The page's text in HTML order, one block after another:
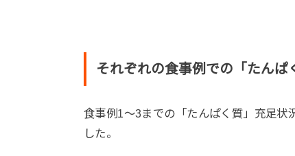
それぞれの食事例での「たんぱ
食事例1〜3までの「たんぱく質」充足状
した。